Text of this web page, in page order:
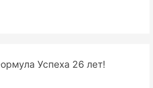
Успеха 26 лет!